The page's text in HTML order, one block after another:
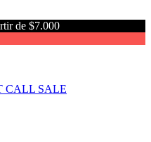
de $7.000
CALL SALE